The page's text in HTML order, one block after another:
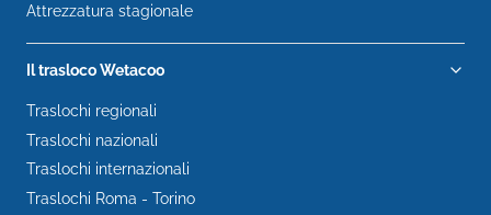
Attrezzatura stagionale
Il trasloco Wetacoo
Traslochi regionali
Traslochi nazionali
Traslochi internazionali
Traslochi Roma - Torino